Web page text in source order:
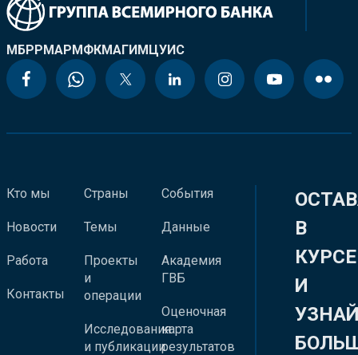
МБРРМАРМФКМАГИМЦУИС
Кто мы
Новости
Работа
Контакты
Страны
Темы
Проекты
и
операции
Исследования
и публикации
События
Данные
Академия
ГВБ
Оценочная
карта
результатов
В
КУРСЕ
И